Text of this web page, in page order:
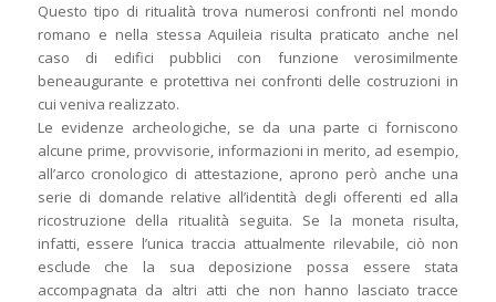
Questo tipo di ritualità trova numerosi confronti nel mondo
romano e nella stessa Aquileia risulta praticato anche nel
caso di edifici pubblici con funzione verosimilmente
beneaugurante e protettiva nei confronti delle costruzioni in
cui veniva realizzato.
Le evidenze archeologiche, se da una parte ci forniscono
alcune prime, provvisorie, informazioni in merito, ad esempio,
all’arco cronologico di attestazione, aprono però anche una
serie di domande relative all’identità degli offerenti ed alla
ricostruzione della ritualità seguita. Se la moneta risulta,
infatti, essere l’unica traccia attualmente rilevabile, ciò non
esclude che la sua deposizione possa essere stata
accompagnata da altri atti che non hanno lasciato tracce